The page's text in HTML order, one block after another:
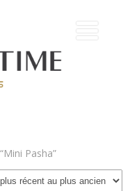
Pasha”